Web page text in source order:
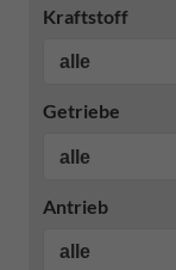
Kraftstoff
Getriebe
Antrieb